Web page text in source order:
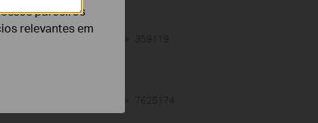
359119
7625174
parceiros
relevantes em